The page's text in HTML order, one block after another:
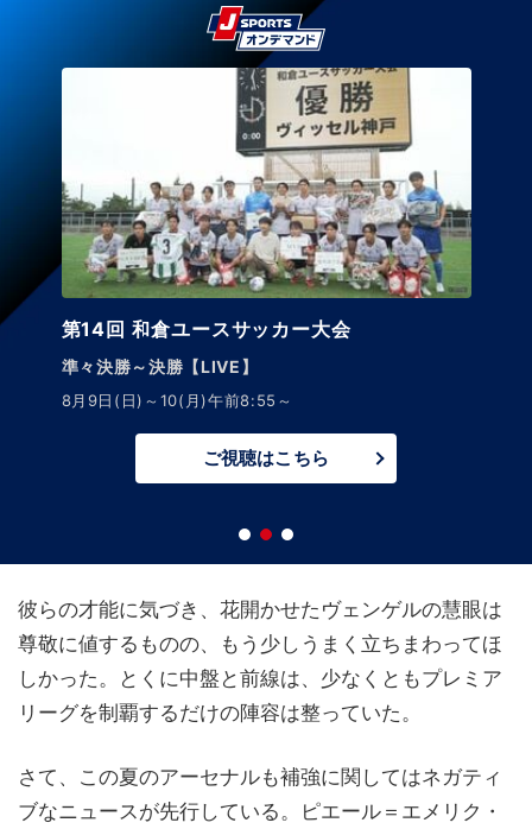
サッカーニュース Foot!
超高校サッカー通信
最新高校年代情報をお届け！見ればアナタもサッカー
ご視聴はこちら
彼らの才能に気づき、花開かせたヴェンゲルの慧眼は
尊敬に値するものの、もう少しうまく立ちまわってほ
しかった。とくに中盤と前線は、少なくともプレミア
リーグを制覇するだけの陣容は整っていた。
さて、この夏のアーセナルも補強に関してはネガティ
ブなニュースが先行している。ピエール＝エメリク・